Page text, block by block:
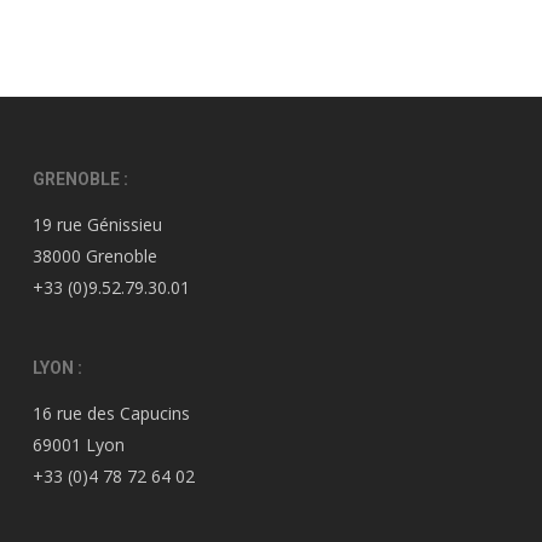
GRENOBLE :
19 rue Génissieu
38000 Grenoble
+33 (0)9.52.79.30.01
LYON :
16 rue des Capucins
69001 Lyon
+33 (0)4 78 72 64 02